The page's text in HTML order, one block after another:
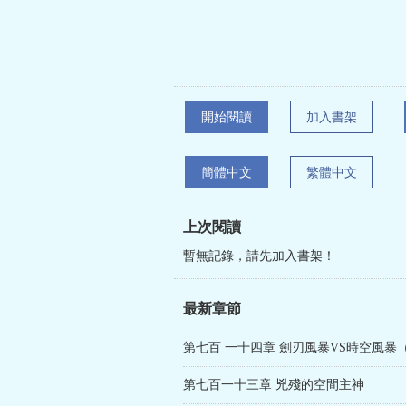
開始閱讀 加入書架
簡體中文 繁體中文
上次閱讀
暫無記錄，請先加入書架！
最新章節
第七百 一十四章 劍刃風暴VS時空風暴
第七百一十三章 兇殘的空間主神